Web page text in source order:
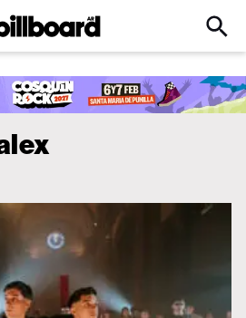
Billboard
Click
Input